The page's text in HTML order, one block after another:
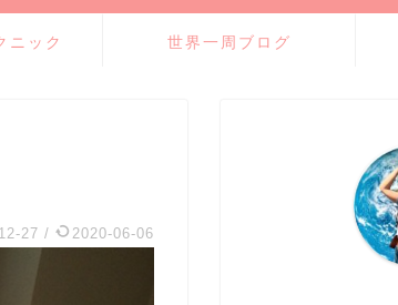
ニック 世界一周ブログ
27 / 2020-06-06